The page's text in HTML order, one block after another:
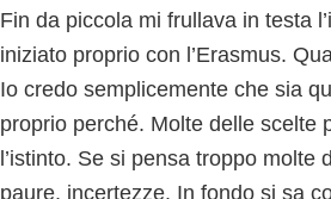
Fin da piccola mi frullava in testa
iniziato proprio con l’Erasmus.
Io credo semplicemente che sia
proprio perché. Molte delle scelte
l’istinto. Se si pensa troppo
paure, incertezze. In fondo si sa